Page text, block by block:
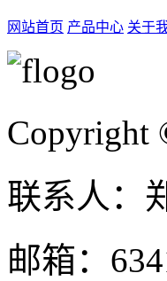
网站首页 产品中心 关于
Copyright
联系人：
邮箱：